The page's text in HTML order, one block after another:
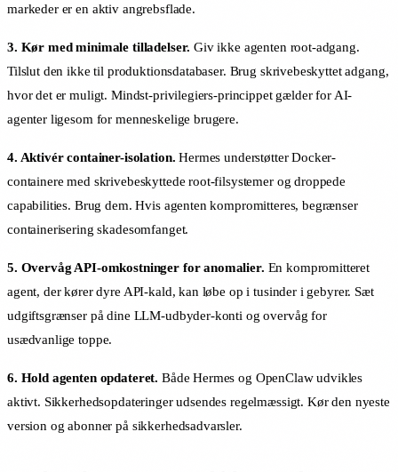
markeder er en aktiv angrebsflade.
3. Kør med minimale tilladelser. Giv ikke agenten root-adgang.
Tilslut den ikke til produktionsdatabaser. Brug skrivebeskyttet adgang,
hvor det er muligt. Mindst-privilegiers-princippet gælder for AI-
agenter ligesom for menneskelige brugere.
4. Aktivér container-isolation. Hermes understøtter Docker-
containere med skrivebeskyttede root-filsystemer og droppede
capabilities. Brug dem. Hvis agenten kompromitteres, begrænser
containerisering skadesomfanget.
5. Overvåg API-omkostninger for anomalier. En kompromitteret
agent, der kører dyre API-kald, kan løbe op i tusinder i gebyrer. Sæt
udgiftsgrænser på dine LLM-udbyder-konti og overvåg for
usædvanlige toppe.
6. Hold agenten opdateret. Både Hermes og OpenClaw udvikles
aktivt. Sikkerhedsopdateringer udsendes regelmæssigt. Kør den nyeste
version og abonner på sikkerhedsadvarsler.